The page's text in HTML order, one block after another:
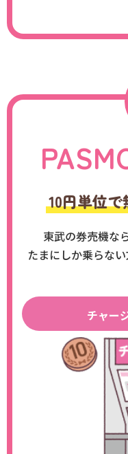
10円単位
東武の券売機な
たまにしか乗らな
チャー